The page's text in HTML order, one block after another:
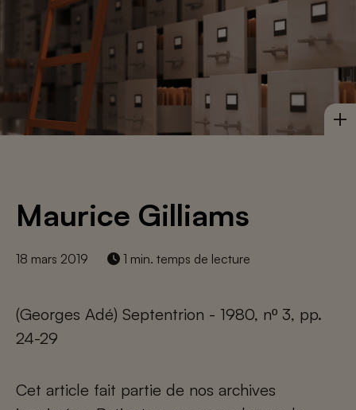
Maurice Gilliams
18 mars 2019 1 min. temps de lecture
(Georges Adé) Septentrion - 1980, nº 3, pp.
24-29
Cet article fait partie de nos archives